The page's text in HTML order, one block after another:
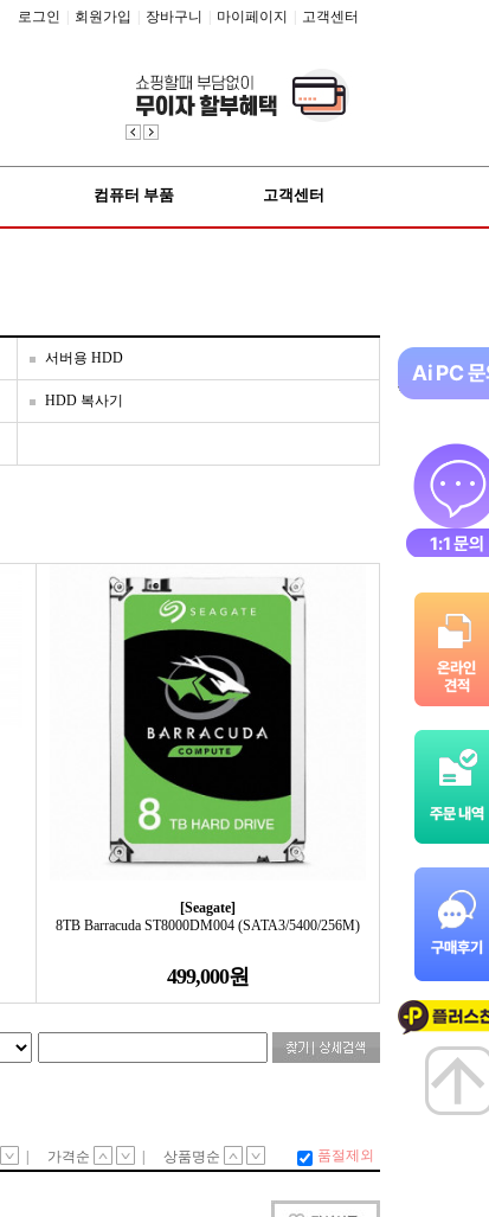
로그인 회원가입 장바구니 마이페이지 고객센터
컴퓨터 부품 고객센터
서버용 HDD
HDD 복사기
[Seagate]
8TB Barracuda ST8000DM004 (SATA3/5400/256M)
499,000원